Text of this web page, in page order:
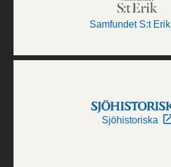
Samfundet S:t Erik
Sjöhistoriska